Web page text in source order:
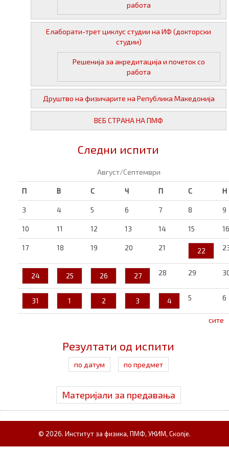
работа
Елаборати-трет циклус студии на ИФ (докторски
студии)
Решенија за акредитација и почеток со
работа
Друштво на физичарите на Република Македонија
ВЕБ СТРАНА НА ПМФ
Следни испити
Август/Септември
П В С Ч П С Н
3 4 5 6 7 8 9
10 11 12 13 14 15 16
17 18 19 20 21 22
24 25 26 27 28 29
31 1 2 3 4 5 6
сите
Резултати од испити
по датум по предмет
Материјали за предавања
© 2026. Институт за физика, ПМФ, УКИМ, Скопје.